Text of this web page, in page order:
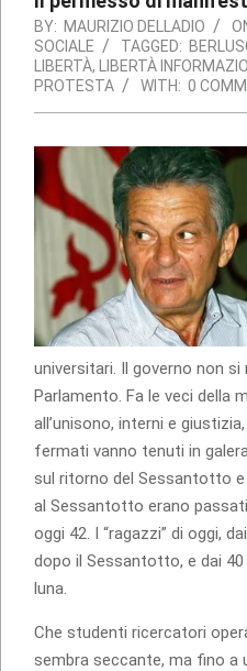
BY: MAURIZIO DELLADIO
SOCIALE
TAGGED:
LIBERTÀ, LIBERTÀ
PROTESTA
WITH: 0
universitari. Il governo non si
Parlamento. Fa le veci della
all’unisono, interni e
fermati vanno tenuti in
sul ritorno del Sessantotto e
al Sessantotto erano
oggi 42. I “ragazzi” di oggi,
dopo il Sessantotto, e dai
luna.
Che studenti ricercatori
sembra seccante, ma fino a